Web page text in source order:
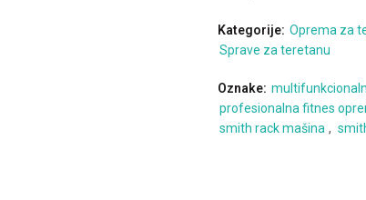
Kategorije: Oprema za
Sprave za teretanu
Oznake:
profesionalna fitnes
smith rack mašina ,